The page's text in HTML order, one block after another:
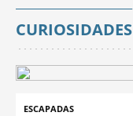
CURIOSIDADES
ESCAPADAS